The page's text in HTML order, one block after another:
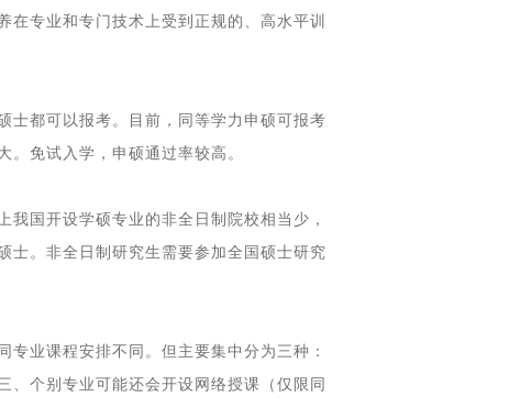
在专业和专门技术上受到正规的、高水平训
士都可以报考。目前，同等学力申硕可报考
。免试入学，申硕通过率较高。
国开设学硕专业的非全日制院校相当少，
士。非全日制研究生需要参加全国硕士研究
业课程安排不同。但主要集中分为三种：
、个别专业可能还会开设网络授课（仅限同